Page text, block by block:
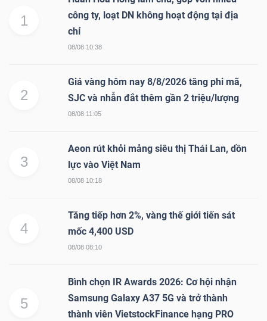
1
công ty, loạt DN không hoạt động tại địa
chỉ
08/08 10:38
2
Giá vàng hôm nay 8/8/2026 tăng phi mã,
SJC và nhẫn đắt thêm gần 2 triệu/lượng
08/08 11:05
3
Aeon rút khỏi mảng siêu thị Thái Lan, dồn
lực vào Việt Nam
08/08 10:18
4
Tăng tiếp hơn 2%, vàng thế giới tiến sát
mốc 4,400 USD
08/08 08:10
5
Bình chọn IR Awards 2026: Cơ hội nhận
Samsung Galaxy A37 5G và trở thành
thành viên VietstockFinance hạng PRO